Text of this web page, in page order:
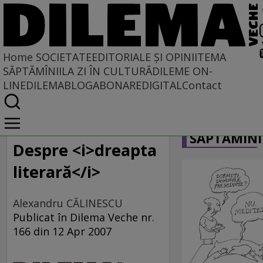
Home SOCIETATEEDITORIALE ȘI OPINIITEMA
SĂPTĂMÎNIILA ZI ÎN CULTURĂDILEME ON-
LINEDILEMABLOGABONAREDIGITALContact
Home
Societate
IERI CU VEDERE SPRE AZI
Despre <i>dreapta
literară</i>
Alexandru CĂLINESCU
Publicat în Dilema Veche nr.
166 din 12 Apr 2007